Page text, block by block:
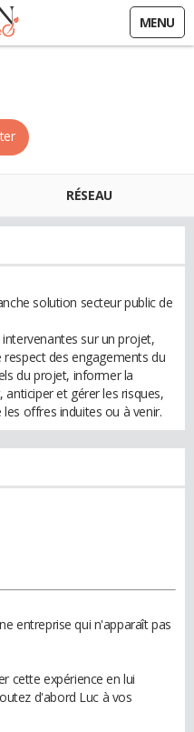
MENU
RÉSEAU
solution secteur public de
sur un projet,
des engagements du
du projet, informer la
et gérer les risques,
offres induites ou à venir.
entreprise qui n'apparaît pas
cette expérience en lui
d'abord Luc à vos